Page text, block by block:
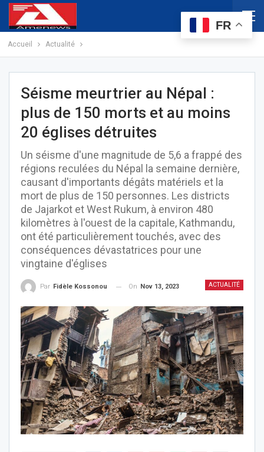
Accueil Actualité
Séisme meurtrier au Népal :
plus de 150 morts et au moins
20 églises détruites
Un séisme d'une magnitude de 5,6 a frappé des
régions reculées du Népal la semaine dernière,
causant d'importants dégâts matériels et la
mort de plus de 150 personnes. Les districts
de Jajarkot et West Rukum, à environ 480
kilomètres à l'ouest de la capitale, Kathmandu,
ont été particulièrement touchés, avec des
conséquences dévastatrices pour une
vingtaine d'églises
ACTUALITÉ
Par Fidèle Kossonou On Nov 13, 2023
FR